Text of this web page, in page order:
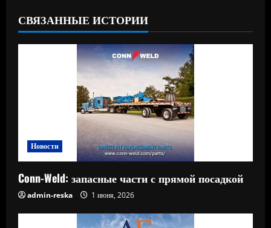
СВЯЗАННЫЕ ИСТОРИИ
Новости
Conn-Weld: запасные части с прямой посадкой
admin-reska 1 июня, 2026